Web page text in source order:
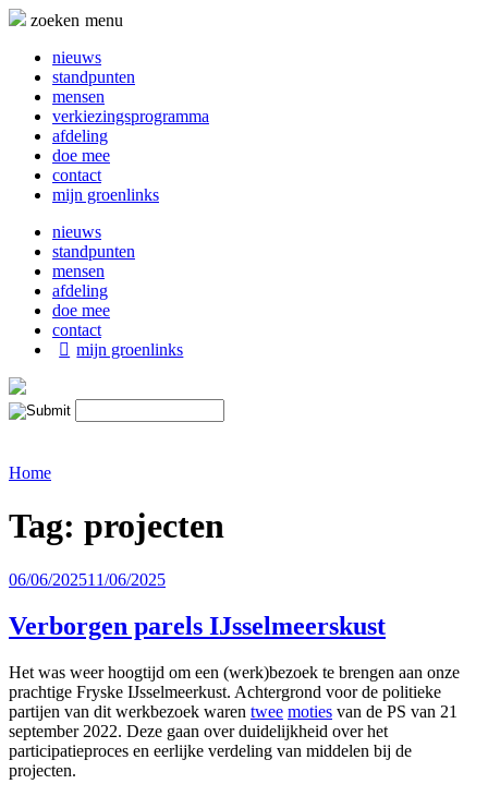
Naar
inhoud
springen
zoeken menu
nieuws
standpunten
mensen
verkiezingsprogramma
afdeling
doe mee
contact
mijn groenlinks
nieuws
standpunten
mensen
afdeling
doe mee
contact
mijn groenlinks
Home
Tag: projecten
Geplaatst
06/06/202511/06/2025
Verborgen parels IJsselmeerskust
Het was weer hoogtijd om een (werk)bezoek te brengen aan onze
prachtige Fryske IJsselmeerkust. Achtergrond voor de politieke
partijen van dit werkbezoek waren twee moties van de PS van 21
september 2022. Deze gaan over duidelijkheid over het
participatieproces en eerlijke verdeling van middelen bij de
projecten.